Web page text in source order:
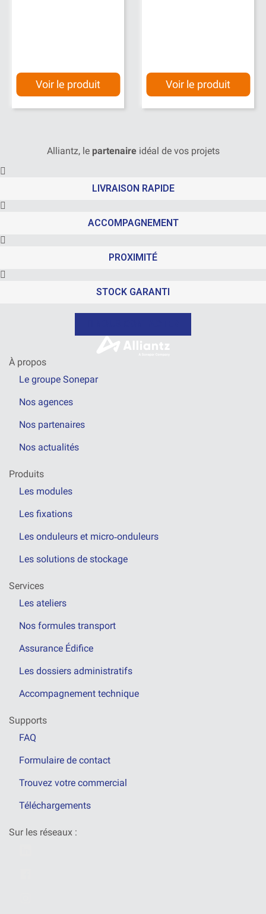
Voir le produit Voir le produit
Alliantz, le partenaireidéal de vos projets
LIVRAISON RAPIDE
ACCOMPAGNEMENT
PROXIMITÉ
STOCK GARANTI
À propos
Le groupe Sonepar
Nos agences
Nos partenaires
Nos actualités
Produits
Les modules
Les fixations
Les onduleurs et micro‑onduleurs
Les solutions de stockage
Services
Les ateliers
Nos formules transport
Assurance Édifice
Les dossiers administratifs
Accompagnement technique
Supports
FAQ
Formulaire de contact
Trouvez votre commercial
Téléchargements
Sur les réseaux :